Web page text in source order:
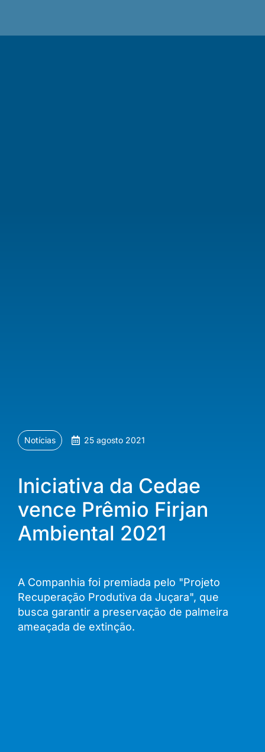
Notícias 25 agosto 2021
Iniciativa da Cedae
vence Prêmio Firjan
Ambiental 2021
A Companhia foi premiada pelo "Projeto
Recuperação Produtiva da Juçara", que
busca garantir a preservação de palmeira
ameaçada de extinção.